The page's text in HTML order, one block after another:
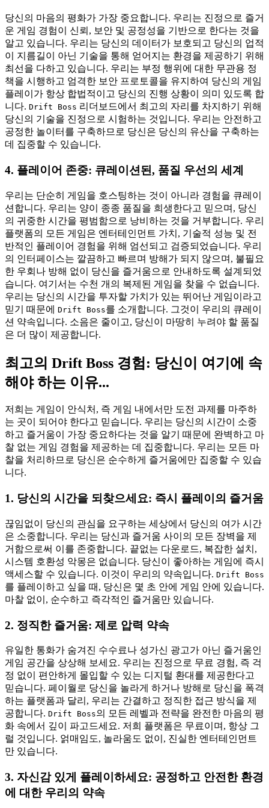
당신의 마음의 평화가 가장 중요합니다. 우리는 진정으로 즐거
운 게임 경험이 신뢰, 보안 및 공정성을 기반으로 한다는 것을
알고 있습니다. 우리는 당신의 데이터가 보호되고 당신의 업적
이 지름길이 아닌 기술을 통해 얻어지는 환경을 제공하기 위해
최선을 다하고 있습니다. 우리는 부정 행위에 대한 무관용 정
책을 시행하고 엄격한 보안 프로토콜을 유지하여 당신의 게임
플레이가 항상 합법적이고 당신의 진행 상황이 의미 있도록 합
니다. Drift Boss 리더보드에서 최고의 자리를 차지하기 위해
당신의 기술을 진정으로 시험하는 것입니다. 우리는 안전하고
공정한 놀이터를 구축하므로 당신은 당신의 유산을 구축하는
데 집중할 수 있습니다.
4. 플레이어 존중: 큐레이션된, 품질 우선의 세계
우리는 단순히 게임을 호스팅하는 것이 아니라 경험을 큐레이
션합니다. 우리는 양이 종종 품질을 희생한다고 믿으며, 당신
의 귀중한 시간을 평범함으로 낭비하는 것을 거부합니다. 우리
플랫폼의 모든 게임은 엔터테인먼트 가치, 기술적 성능 및 전
반적인 플레이어 경험을 위해 엄선되고 검증되었습니다. 우리
의 인터페이스는 깔끔하고 빠르며 방해가 되지 않으며, 불필요
한 우회나 방해 없이 당신을 즐거움으로 안내하도록 설계되었
습니다. 여기서는 수천 개의 복제된 게임을 찾을 수 없습니다.
우리는 당신의 시간을 투자할 가치가 있는 뛰어난 게임이라고
믿기 때문에 Drift Boss를 소개합니다. 그것이 우리의 큐레이
션 약속입니다. 소음은 줄이고, 당신이 마땅히 누려야 할 품질
은 더 많이 제공합니다.
최고의 Drift Boss 경험: 당신이 여기에 속
해야 하는 이유...
저희는 게임이 안식처, 즉 게임 내에서만 도전 과제를 마주하
는 곳이 되어야 한다고 믿습니다. 우리는 당신의 시간이 소중
하고 즐거움이 가장 중요하다는 것을 알기 때문에 완벽하고 마
찰 없는 게임 경험을 제공하는 데 집중합니다. 우리는 모든 마
찰을 처리하므로 당신은 순수하게 즐거움에만 집중할 수 있습
니다.
1. 당신의 시간을 되찾으세요: 즉시 플레이의 즐거움
끊임없이 당신의 관심을 요구하는 세상에서 당신의 여가 시간
은 소중합니다. 우리는 당신과 즐거움 사이의 모든 장벽을 제
거함으로써 이를 존중합니다. 끝없는 다운로드, 복잡한 설치,
시스템 호환성 악몽은 없습니다. 당신이 좋아하는 게임에 즉시
액세스할 수 있습니다. 이것이 우리의 약속입니다. Drift Boss
를 플레이하고 싶을 때, 당신은 몇 초 안에 게임 안에 있습니다.
마찰 없이, 순수하고 즉각적인 즐거움만 있습니다.
2. 정직한 즐거움: 제로 압력 약속
유일한 통화가 숨겨진 수수료나 성가신 광고가 아닌 즐거움인
게임 공간을 상상해 보세요. 우리는 진정으로 무료 경험, 즉 걱
정 없이 편안하게 몰입할 수 있는 디지털 환대를 제공한다고
믿습니다. 페이월로 당신을 놀라게 하거나 방해로 당신을 폭격
하는 플랫폼과 달리, 우리는 간결하고 정직한 접근 방식을 제
공합니다. Drift Boss의 모든 레벨과 전략을 완전한 마음의 평
화 속에서 깊이 파고드세요. 저희 플랫폼은 무료이며, 항상 그
럴 것입니다. 얽매임도, 놀라움도 없이, 진실한 엔터테인먼트
만 있습니다.
3. 자신감 있게 플레이하세요: 공정하고 안전한 환경
에 대한 우리의 약속